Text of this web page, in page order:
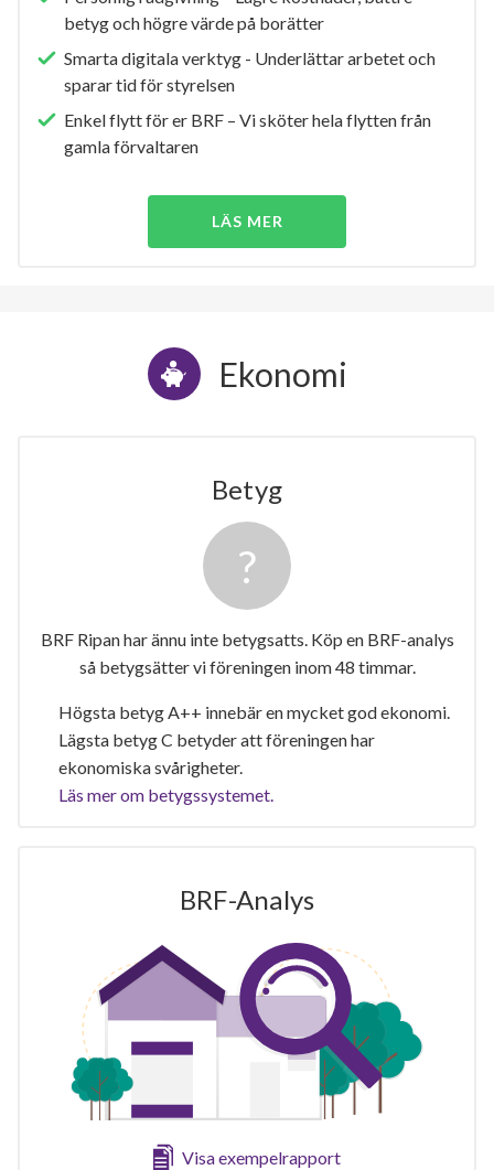
betyg och högre värde på borätter
Smarta digitala verktyg - Underlättar arbetet och
sparar tid för styrelsen
Enkel flytt för er BRF – Vi sköter hela flytten från
gamla förvaltaren
LÄS MER
Ekonomi
Betyg
BRF Ripan har ännu inte betygsatts. Köp en BRF-analys
så betygsätter vi föreningen inom 48 timmar.
Högsta betyg A++ innebär en mycket god ekonomi.
Lägsta betyg C betyder att föreningen har
ekonomiska svårigheter.
Läs mer om betygssystemet.
BRF-Analys
Visa exempelrapport